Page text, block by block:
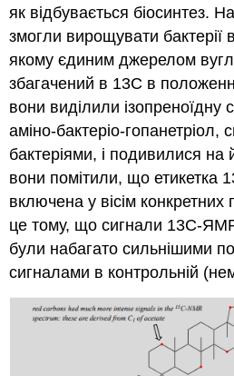
як відбувається біосинтез.
змогли вирощувати бактерії
якому єдиним джерелом
збагачений в 13С в
вони виділили ізопреноїдну
аміно-бактеріо-гопанетріол,
бактеріями, і подивилися
вони помітили, що етикетка
включена у вісім конкретних
це тому, що сигнали 13C-
були набагато сильнішими
сигналами в контрольній